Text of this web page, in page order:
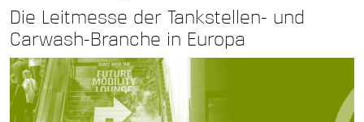
Die Leitmesse der Tankstellen- und
Carwash-Branche in Europa